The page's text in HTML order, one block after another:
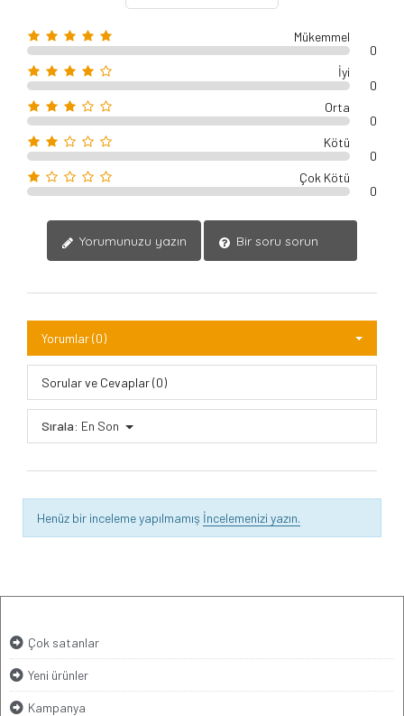
Mükemmel
0
İyi
0
Orta
0
Kötü
0
Çok Kötü
0
Yorumunuzu yazın Bir soru sorun
Yorumlar (0)
Sorular ve Cevaplar (0)
Sırala: En Son
Henüz bir inceleme yapılmamış İncelemenizi yazın.
Çok satanlar
Yeni ürünler
Kampanya